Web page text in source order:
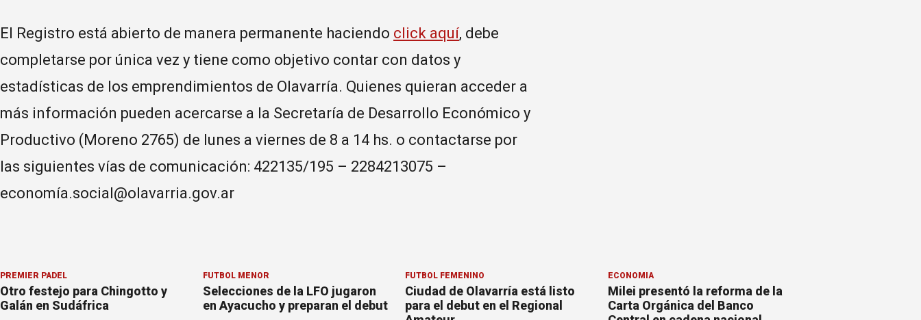
El Registro está abierto de manera permanente haciendo click aquí, debe
completarse por única vez y tiene como objetivo contar con datos y
estadísticas de los emprendimientos de Olavarría. Quienes quieran acceder a
más información pueden acercarse a la Secretaría de Desarrollo Económico y
Productivo (Moreno 2765) de lunes a viernes de 8 a 14 hs. o contactarse por
las siguientes vías de comunicación: 422135/195 – 2284213075 –
economía.social@olavarria.gov.ar
PREMIER PÁDEL
Otro festejo para Chingotto y
Galán en Sudáfrica
FÚTBOL MENOR
Selecciones de la LFO jugaron
en Ayacucho y preparan el debut
FÚTBOL FEMENINO
Ciudad de Olavarría está listo
para el debut en el Regional
ECONOMÍA
Milei presentó la reforma de la
Carta Orgánica del Banco